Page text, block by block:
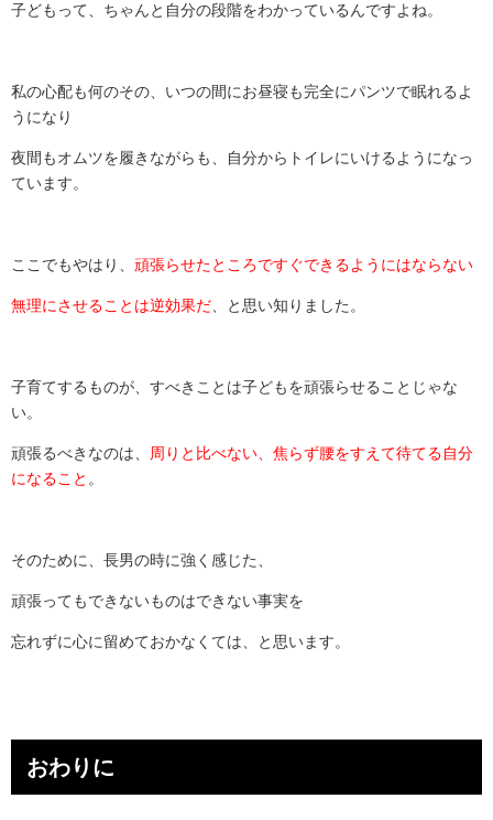
子どもって、ちゃんと自分の段階をわかっているんですよね。
私の心配も何のその、いつの間にお昼寝も完全にパンツで眠れるよ
うになり
夜間もオムツを履きながらも、自分からトイレにいけるようになっ
ています。
ここでもやはり、 頑張らせたところですぐできるようにはならない
無理にさせることは逆効果だ 、と思い知りました。
子育てするものが、すべきことは子どもを頑張らせることじゃな
い。
頑張るべきなのは、
周りと比べない、焦らず腰をすえて待てる自分
になること 。
そのために、長男の時に強く感じた、
頑張ってもできないものはできない事実を
忘れずに心に留めておかなくては、と思います。
おわりに